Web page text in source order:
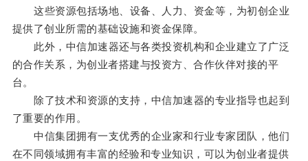
这些资源包括场地、设备、人力、资金等，为初创企业
提供了创业所需的基础设施和资金保障。
此外，中信加速器还与各类投资机构和企业建立了广泛
的合作关系，为创业者搭建与投资方、合作伙伴对接的平
台。
除了技术和资源的支持，中信加速器的专业指导也起到
了重要的作用。
中信集团拥有一支优秀的企业家和行业专家团队，他们
在不同领域拥有丰富的经验和专业知识，可以为创业者提供